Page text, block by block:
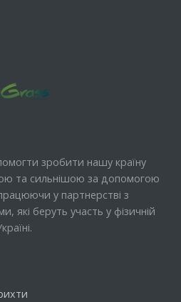
зробити нашу країну
та сильнішою за допомогою
у партнерстві з
які беруть участь у фізичній